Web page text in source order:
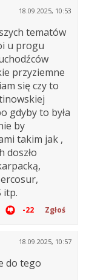
18.09.2025, 10:53
tematów
u progu
przyziemne
się czy to
gdyby to była
by
takim jak ,
doszło
itp.
-22 Zgłoś
18.09.2025, 10:57
do tego